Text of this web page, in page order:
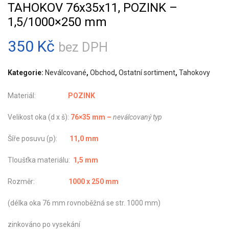
TAHOKOV 76x35x11, POZINK –
1,5/1000×250 mm
350 Kč bez DPH
Kategorie: Neválcované, Obchod, Ostatní sortiment, Tahokovy
Materiál: POZINK
Velikost oka (d x š): 76×35 mm – neválcovaný typ
Šíře posuvu (p): 11,0 mm
Tloušťka materiálu: 1,5 mm
Rozměr: 1000 x 250 mm
(délka oka 76 mm rovnoběžná se str. 1000 mm)
zinkováno po vysekání